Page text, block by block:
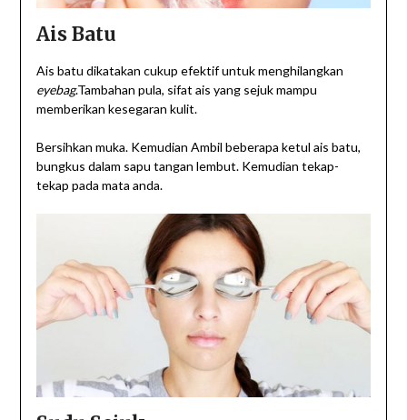
Ais Batu
Ais batu dikatakan cukup efektif untuk menghilangkan
eyebag.Tambahan pula, sifat ais yang sejuk mampu
memberikan kesegaran kulit.
Bersihkan muka. Kemudian Ambil beberapa ketul ais batu,
bungkus dalam sapu tangan lembut. Kemudian tekap-
tekap pada mata anda.